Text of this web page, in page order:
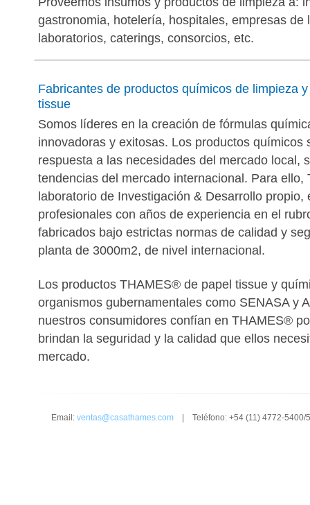
gastronomia, hotelería, hospitales, empresas de
laboratorios, caterings, consorcios, etc.
Fabricantes de productos químicos de limpieza
tissue
Somos líderes en la creación de fórmulas
innovadoras y exitosas. Los productos químicos
respuesta a las necesidades del mercado local,
tendencias del mercado internacional. Para ello,
laboratorio de Investigación & Desarrollo propio,
profesionales con años de experiencia en el
fabricados bajo estrictas normas de calidad y
planta de 3000m2, de nivel internacional.
Los productos THAMES® de papel tissue y
organismos gubernamentales como SENASA y
nuestros consumidores confían en THAMES®
brindan la seguridad y la calidad que ellos
mercado.
Email: ventas@casathames.com| Teléfono: +54 (11) 4772-